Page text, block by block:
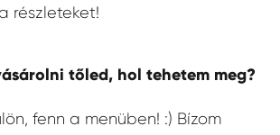
részleteket!
tőled, hol tehetem meg?
fenn a menüben! :) Bízom